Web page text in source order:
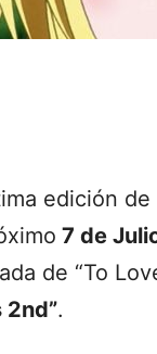
edición
7 de
de “To
2nd”.